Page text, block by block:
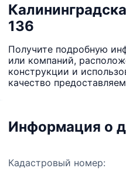
136
Получите подробную
или компаний,
конструкции и
качество
Информация о
Кадастровый номер: